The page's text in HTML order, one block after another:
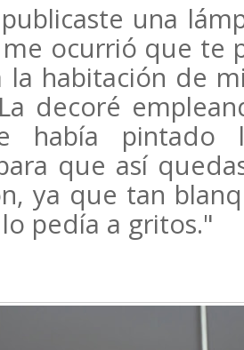
una
ocurrió que te
la habitación de
decoré
había pintado
que así
ya que tan
pedía a gritos."